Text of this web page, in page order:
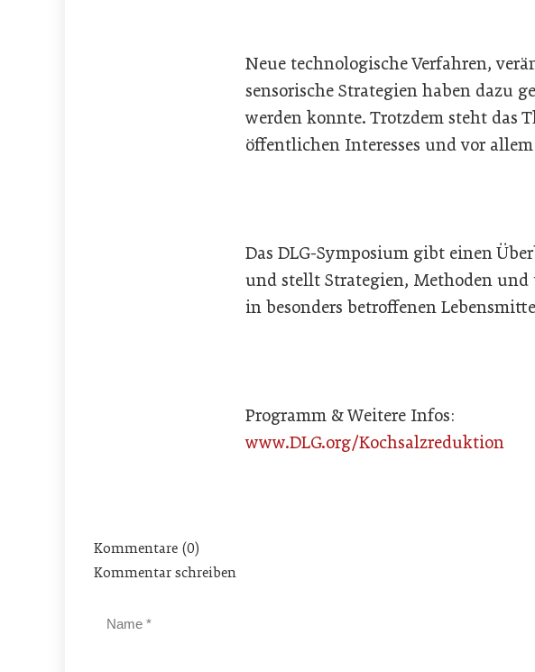
Neue technologische Verfahren,
sensorische Strategien haben dazu
werden konnte. Trotzdem steht das
öffentlichen Interesses und vor
Das DLG-Symposium gibt einen
und stellt Strategien, Methoden und
in besonders betroffenen
Programm & Weitere Infos:
www.DLG.org/Kochsalzreduktion
Kommentare (0)
Kommentar schreiben